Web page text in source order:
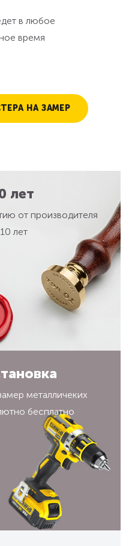
в любое
время
НА ЗАМЕР
лет
от производителя
лет
металличеких
бесплатно